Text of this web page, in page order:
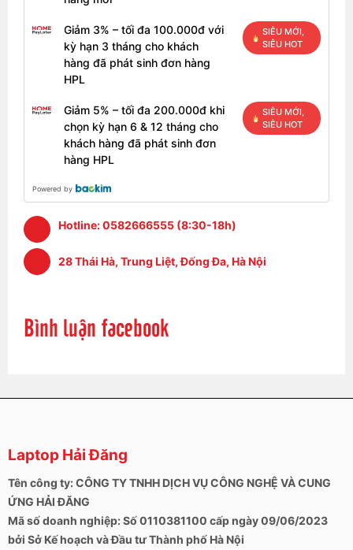
Hệ điều hành macOs
Hệ điều hành macOs mang đến những công nghệ
bạn. Thiết kế hệ điều hành tận dụng tối đa phần
cứng và dễ dàng sư dụng. Với bộ sưu tập ứng dụng
và khả năng bảo mật giúp bạn vô cùng thoải mái và
yên tâm khi sử dụng máy tính của mình. MacOs
cho máy và bạn có thể dùng song song hai hệ điều
Kết nối
truyền dữ liệu, sạc và đầu ra trong một cổng duy
nhất, cung cấp tốc độ truyền tải dữ liệu đến 40GB/s,
thông lượng gấp đôi cổng thunderbolt 2. Với tối đa
bốn cổng, bạn hoàn toàn có thể thực hiện dễ dàng
các thao tác kết nối với thiết bị khác thông qua cáp
hoặc bộ chuyển đổi.
Giảm 3% – tối đa 100.000đ với
kỳ hạn 3 tháng cho khách
hàng đã phát sinh đơn hàng
HPL
SIÊU MỚI,
SIÊU HOT
Giảm 5% – tối đa 200.000đ khi
chọn kỳ hạn 6 & 12 tháng cho
khách hàng đã phát sinh đơn
hàng HPL
SIÊU MỚI,
SIÊU HOT
Powered by
Hotline:0582666555 (8:30-18h)
28 Thái Hà, Trung Liệt, Đống Đa, Hà Nội
Bình luận facebook
Laptop Hải Đăng
Tên công ty: CÔNG TY TNHH DỊCH VỤ CÔNG NGHỆ VÀ CUNG
ỨNG HẢI ĐĂNG
Mã số doanh nghiệp: Số 0110381100 cấp ngày 09/06/2023
bởi Sở Kế hoạch và Đầu tư Thành phố Hà Nội